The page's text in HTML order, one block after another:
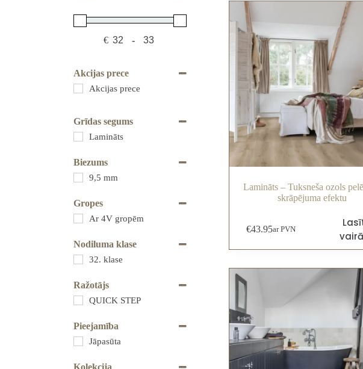
€ Minimum Price
-
Maximum Price
Akcijas prece
Akcijas prece
Grīdas segums
Lamināts
Biezums
9,5 mm
Gropes
Ar 4V gropēm
Nodiluma klase
32. klase
Ražotājs
QUICK STEP
Pieejamība
Jāpasūta
Kolekcija
Lamināts – Tuksneša ozols
skrāpējuma efektu
€43.95ar PVN